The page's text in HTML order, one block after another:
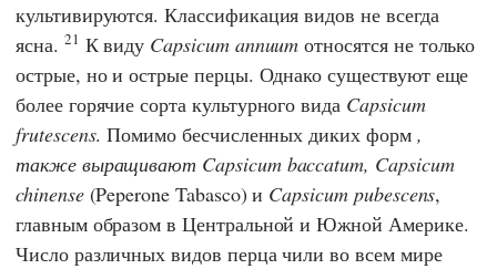
культивируются. Классификация видов не всегда
ясна. 21 К виду Capsicum annuum относятся не только
острые, но и острые перцы. Однако существуют еще
более горячие сорта культурного вида Capsicum
frutescens. Помимо бесчисленных диких форм ,
также выращивают Capsicum baccatum, Capsicum
chinense(Peperone Tabasco) и Capsicum pubescens,
главным образом в Центральной и Южной Америке.
Число различных видов перца чили во всем мире